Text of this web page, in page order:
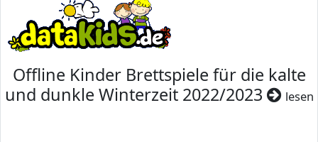
Offline Kinder Brettspiele für die kalte
und dunkle Winterzeit 2022/2023
lesen